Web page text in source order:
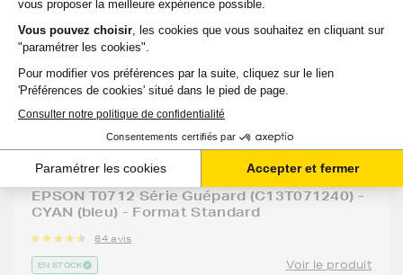
GENERIQUE
Cartouche d'encre générique équivalent à
EPSON T0712 Série Guépard (C13T071240) -
CYAN (bleu) - Format Standard
84 avis
EN STOCK Voir le produit